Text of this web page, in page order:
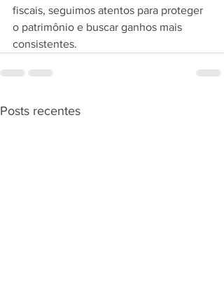
fiscais, seguimos atentos para proteger
o patrimônio e buscar ganhos mais
consistentes.
Posts recentes